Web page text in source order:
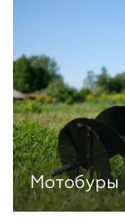
Мотобуры